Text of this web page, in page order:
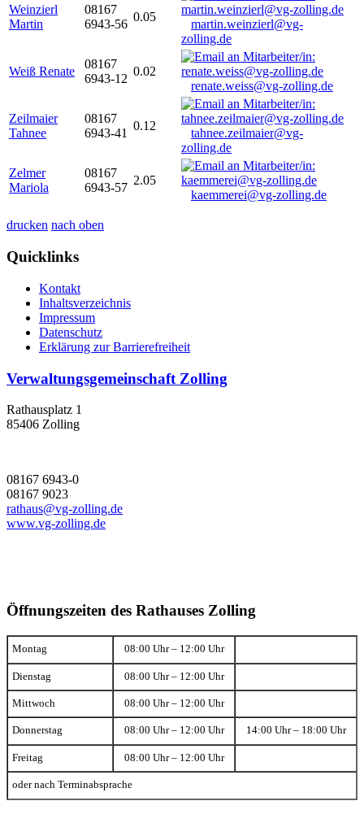
Weinzierl
Martin
08167
6943-56
0.05
martin.weinzierl@vg-
zolling.de
Weiß Renate
08167
6943-12
0.02
renate.weiss@vg-zolling.de
Zeilmaier
Tahnee
08167
6943-41
0.12
tahnee.zeilmaier@vg-
zolling.de
Zelmer
Mariola
08167
6943-57
2.05
kaemmerei@vg-zolling.de
drucken nach oben
Quicklinks
Kontakt
Inhaltsverzeichnis
Impressum
Datenschutz
Erklärung zur Barrierefreiheit
Verwaltungsgemeinschaft Zolling
Rathausplatz 1
85406 Zolling
08167 6943-0
08167 9023
rathaus@vg-zolling.de
www.vg-zolling.de
Öffnungszeiten des Rathauses Zolling
Montag 08:00 Uhr – 12:00 Uhr
Dienstag 08:00 Uhr – 12:00 Uhr
Mittwoch 08:00 Uhr – 12:00 Uhr
Donnerstag 08:00 Uhr – 12:00 Uhr 14:00 Uhr – 18:00 Uhr
Freitag 08:00 Uhr – 12:00 Uhr
oder nach Terminabsprache